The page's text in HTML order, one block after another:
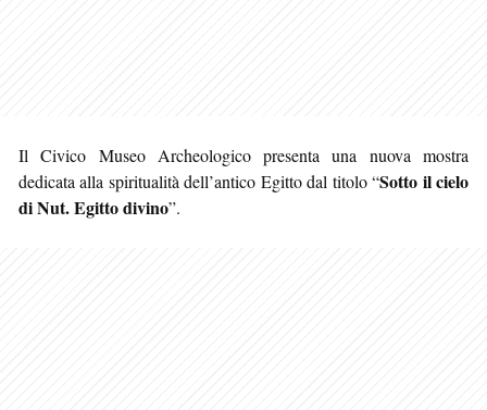
Il Civico Museo Archeologico presenta una nuova mostra
dedicata alla spiritualità dell’antico Egitto dal titolo “Sotto il cielo
di Nut. Egitto divino”.